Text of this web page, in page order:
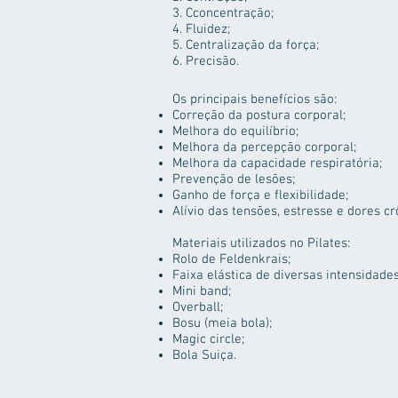
3. Cconcentração;
4. Fluidez;
5. Centralização da força;
6. Precisão.
Os principais benefícios são:
Correção da postura corporal;
Melhora do equilíbrio;
Melhora da percepção corporal;
Melhora da capacidade respiratória;
Prevenção de lesões;
Ganho de força e flexibilidade;
Alívio das tensões, estresse e dores
Materiais utilizados no Pilates:
Rolo de Feldenkrais;
Faixa elástica de diversas
Mini band;
Overball;
Bosu (meia bola);
Magic circle;
Bola Suiça.